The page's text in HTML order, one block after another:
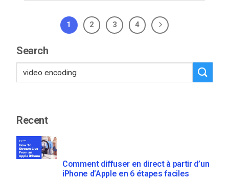
1 2 3 4
Search
Recent
Comment diffuser en direct à partir d’un
iPhone d’Apple en 6 étapes faciles